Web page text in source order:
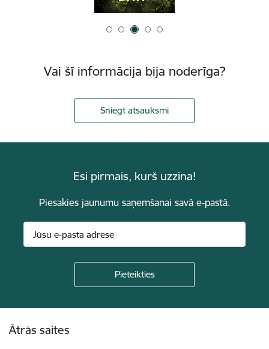
Vai šī informācija bija noderīga?
Sniegt atsauksmi
Esi pirmais, kurš uzzina!
Piesakies jaunumu saņemšanai savā e-pastā.
Ātrās saites